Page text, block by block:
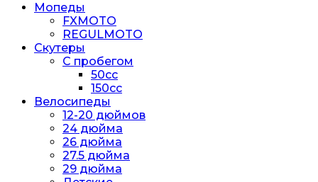
Мопеды
FXMOTO
REGULMOTO
Скутеры
С пробегом
50cc
150cc
Велосипеды
12-20 дюймов
24 дюйма
26 дюйма
27.5 дюйма
29 дюйма